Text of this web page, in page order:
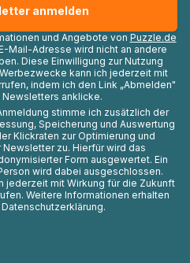
und Angebote von Puzzle.de
Mail-Adresse wird nicht an andere
Diese Einwilligung zur Nutzung
kann ich jederzeit mit
indem ich den Link „Abmelden"
Newsletters anklicke.
stimme ich zusätzlich der
Speicherung und Auswertung
Klickraten zur Optimierung und
zu. Hierfür wird das
Form ausgewertet. Ein
wird dabei ausgeschlossen.
jederzeit mit Wirkung für die Zukunft
Weitere Informationen erhalten